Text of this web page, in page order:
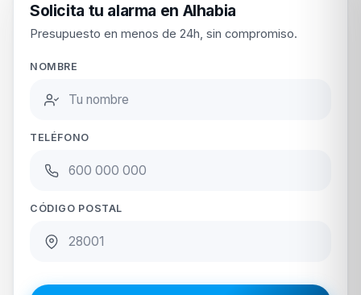
Solicita tu alarma en Alhabia
Presupuesto en menos de 24h, sin compromiso.
NOMBRE
TELÉFONO
CÓDIGO POSTAL